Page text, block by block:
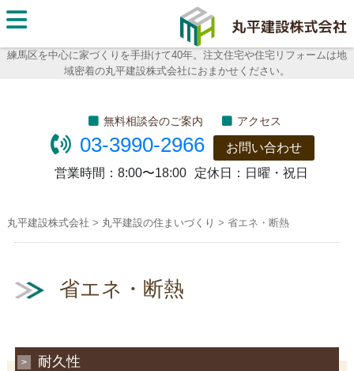
練馬区を中心に家づくりを手掛けて40年。注文住宅や住宅リフォームは地
域密着の丸平建設株式会社におまかせください。
丸平建
設株式
無料相談会のご案内 アクセス
03-3990-2966
お問い合わせ
営業時間： 8:00〜18:00 定休日： 日曜・祝日
丸平建設株式会社 > 丸平建設の住まいづくり > 省エネ・断熱
省エネ・断熱
耐久性